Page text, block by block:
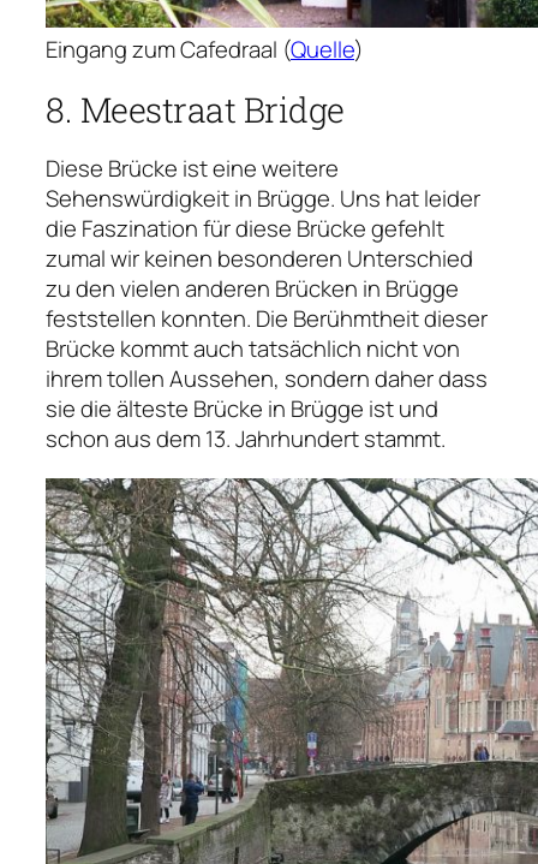
Eingang zum Cafedraal (Quelle)
8. Meestraat Bridge
Diese Brücke ist eine weitere
Sehenswürdigkeit in Brügge. Uns hat leider
die Faszination für diese Brücke gefehlt
zumal wir keinen besonderen Unterschied
zu den vielen anderen Brücken in Brügge
feststellen konnten. Die Berühmtheit dieser
Brücke kommt auch tatsächlich nicht von
ihrem tollen Aussehen, sondern daher dass
sie die älteste Brücke in Brügge ist und
schon aus dem 13. Jahrhundert stammt.